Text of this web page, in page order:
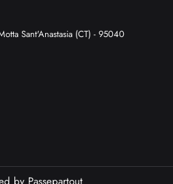
Sant'Anastasia (CT) - 95040